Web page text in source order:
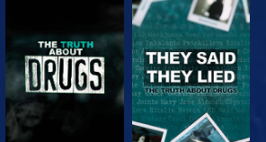
觀看 觀看